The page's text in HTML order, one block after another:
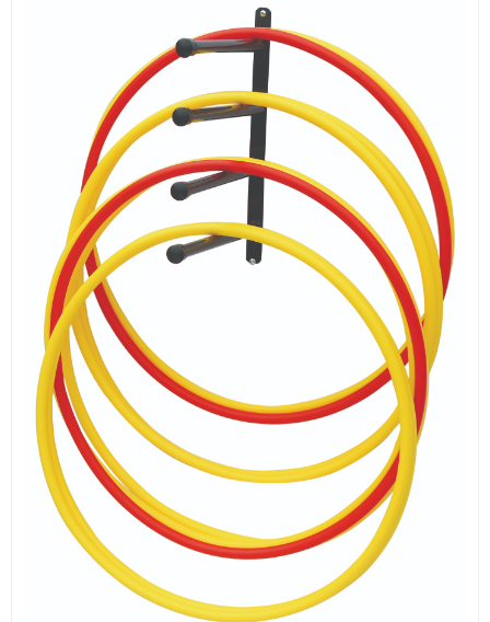
ИЗКУСТВА
СПОРТ
МЕБЕЛИ И ОБОРУДВАНЕ
КАНЦЕЛАРСКИ МАТЕРИАЛИ
КНИГИ И УЧЕБНИЦИ
S.T.E.M.
ИНСТРУМЕНТИ